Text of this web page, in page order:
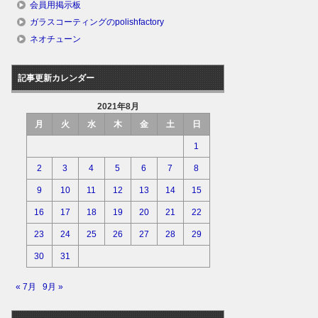
会員用掲示板
ガラスコーティングのpolishfactory
ネオチューン
記事更新カレンダー
2021年8月
月
火 水 木 金 土 日
1
2 3 4 5 6 7 8
9 10 11 12 13 14 15
16 17 18 19 20 21 22
23 24 25 26 27 28 29
30 31
« 7月 9月 »